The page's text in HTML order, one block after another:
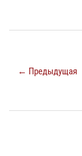
← Предыдущая